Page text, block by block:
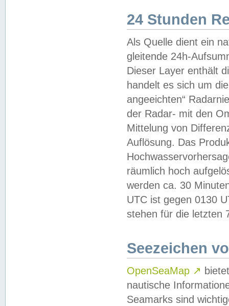
24 Stunden
Als Quelle dient ein
gleitende 24h-
Dieser Layer enthält
handelt es sich um
angeeichten“
der Radar- mit den
Mittelung von
Auflösung. Das
räumlich hoch
werden ca. 30
UTC ist gegen 0130
stehen für die letzten
Seezeichen
OpenSeaMap ↗
nautische
Seamarks sind